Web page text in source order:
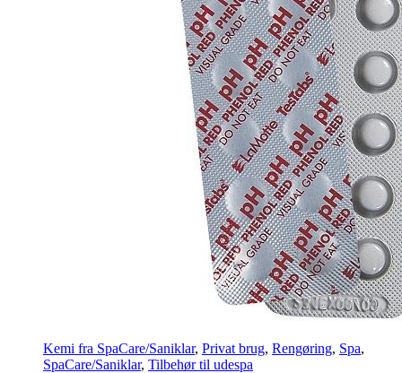
Kemi fra SpaCare/Saniklar, Privat brug, Rengøring, Spa,
SpaCare/Saniklar, Tilbehør til udespa